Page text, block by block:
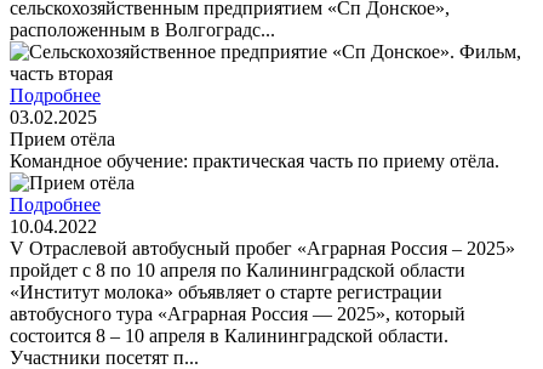
сельскохозяйственным предприятием «Сп Донское»,
расположенным в Волгоградс...
Подробнее
03.02.2025
Прием отёла
Командное обучение: практическая часть по приему отёла.
Подробнее
10.04.2022
V Отраслевой автобусный пробег «Аграрная Россия – 2025»
пройдет с 8 по 10 апреля по Калининградской области
«Институт молока» объявляет о старте регистрации
автобусного тура «Аграрная Россия — 2025», который
состоится 8 – 10 апреля в Калининградской области.
Участники посетят п...